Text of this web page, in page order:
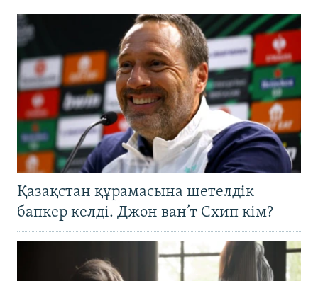
Қазақстан құрамасына шетелдік
бапкер келді. Джон ван’т Схип кім?